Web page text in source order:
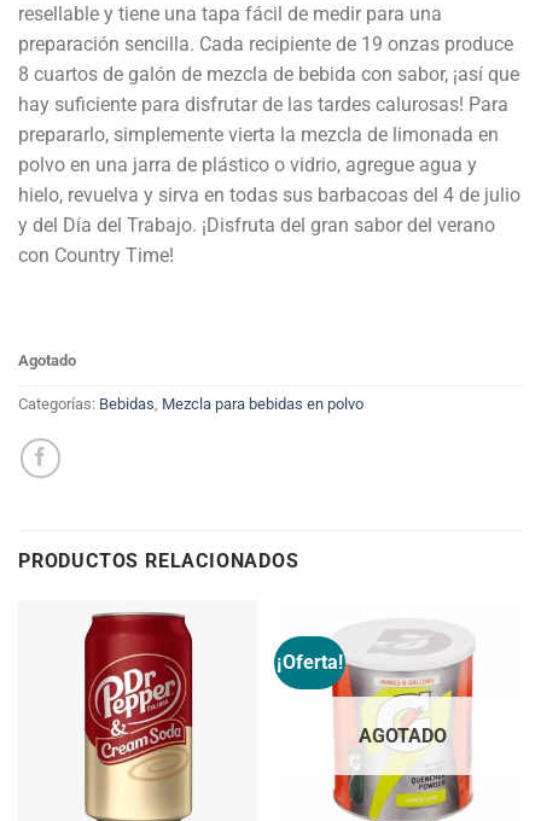
resellable y tiene una tapa fácil de medir para una
preparación sencilla. Cada recipiente de 19 onzas produce
8 cuartos de galón de mezcla de bebida con sabor, ¡así que
hay suficiente para disfrutar de las tardes calurosas! Para
prepararlo, simplemente vierta la mezcla de limonada en
polvo en una jarra de plástico o vidrio, agregue agua y
hielo, revuelva y sirva en todas sus barbacoas del 4 de julio
y del Día del Trabajo. ¡Disfruta del gran sabor del verano
con Country Time!
Agotado
Categorías: Bebidas, Mezcla para bebidas en polvo
PRODUCTOS RELACIONADOS
¡Oferta!
AGOTADO